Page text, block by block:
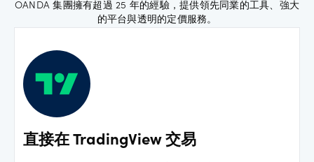
OANDA 集團擁有超過 25 年的經驗，提供領先同業的工具、強大
的平台與透明的定價服務。
直接在 TradingView 交易